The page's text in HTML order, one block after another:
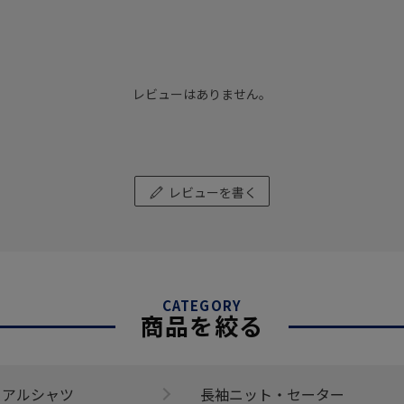
レビューはありません。
レビューを書く
CATEGORY
商品を絞る
ルシャツ 長袖ニット・セーター